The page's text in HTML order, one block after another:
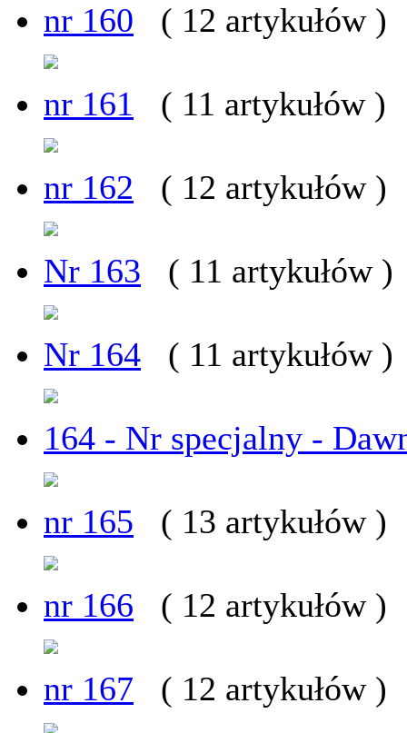
nr 160 ( 12 artykułów )
nr 161 ( 11 artykułów )
nr 162 ( 12 artykułów )
Nr 163 ( 11 artykułów )
Nr 164 ( 11 artykułów )
164 - Nr specjalny -
nr 165 ( 13 artykułów )
nr 166 ( 12 artykułów )
nr 167 ( 12 artykułów )